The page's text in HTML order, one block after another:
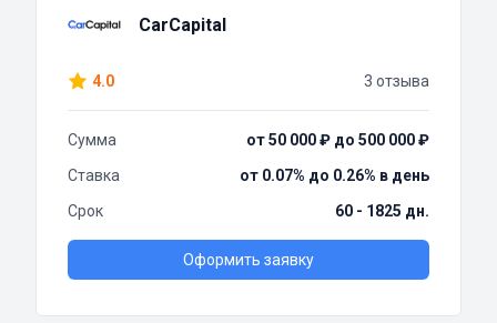
CarCapital
4.0 3 отзыва
Сумма
от 50 000 ₽ до 500 000 ₽
Ставка
от 0.07% до 0.26% в день
Срок
60 - 1825 дн.
Оформить заявку